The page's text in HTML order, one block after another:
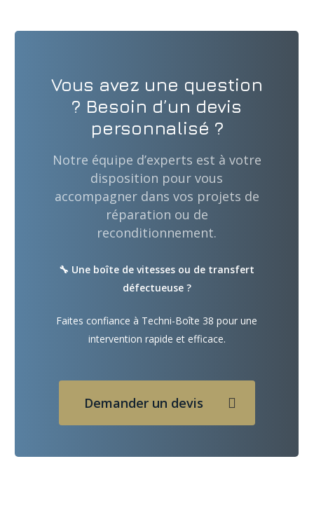
Vous avez une question
? Besoin d’un devis
personnalisé ?
Notre équipe d’experts est à votre
disposition pour vous
accompagner dans vos projets de
réparation ou de
reconditionnement.
🔧 Une boîte de vitesses ou de transfert
défectueuse ?
Faites confiance à Techni-Boîte 38 pour une
intervention rapide et efficace.
Demander un devis